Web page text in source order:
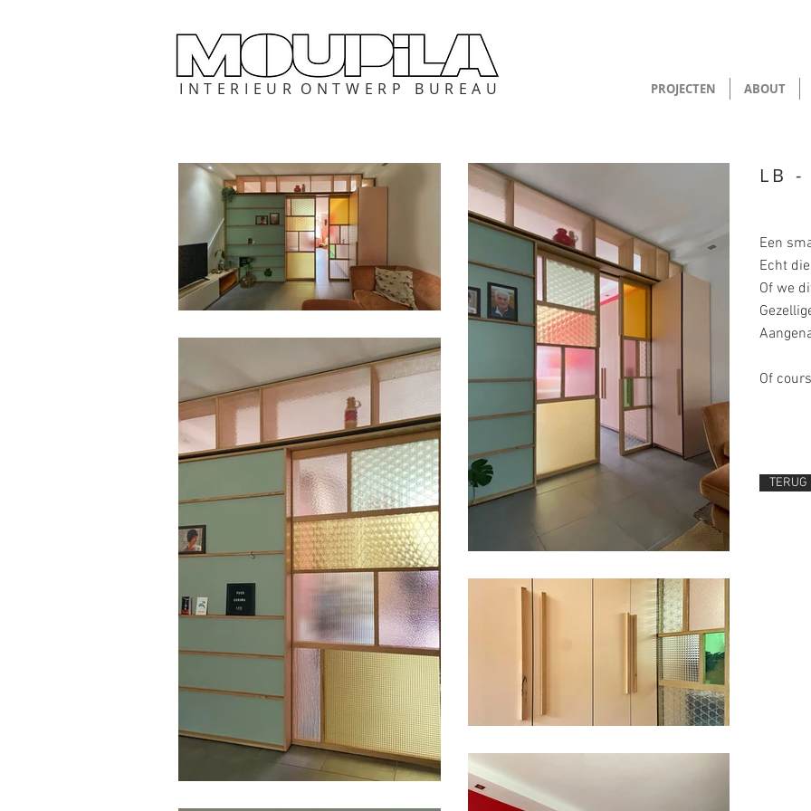
I N T E R I E U R O N T W E R P B U R E A U PROJECTEN ABOUT
LB
Een
Echt
Of we
Of
TERUG